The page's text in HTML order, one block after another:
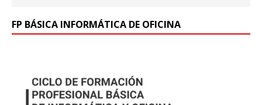
FP BÁSICA INFORMÁTICA DE OFICINA